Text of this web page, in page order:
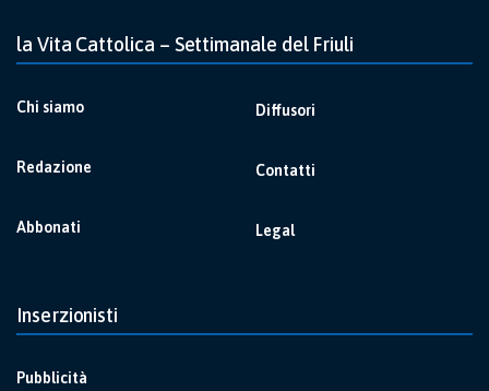
la Vita Cattolica – Settimanale del Friuli
Chi siamo
Redazione
Abbonati
Diffusori
Contatti
Legal
Inserzionisti
Pubblicità